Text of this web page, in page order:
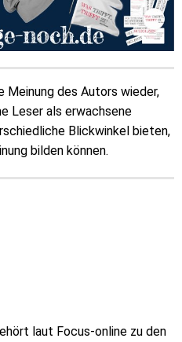
Meinung des Autors wieder,
Leser als erwachsene
Blickwinkel bieten,
bilden können.
laut Focus-online zu den